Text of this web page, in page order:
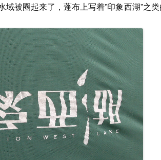
被圈起来了，蓬布上写着”印象西湖”之